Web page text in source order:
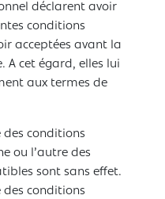
déclarent avoir
conditions
acceptées avant la
A cet égard, elles lui
aux termes de
des conditions
ou l’autre des
sont sans effet.
des conditions